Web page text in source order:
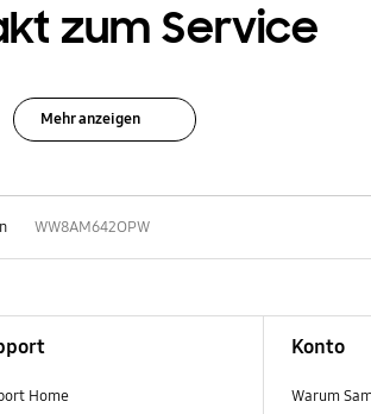
zum Service
Mehr anzeigen
WW8AM642OPW
Home
Konto
Warum